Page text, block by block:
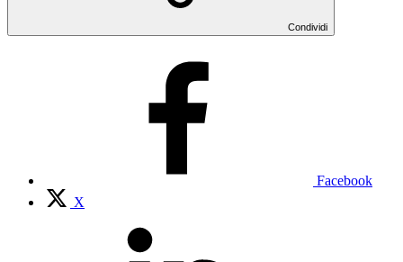
Condividi
Facebook
X